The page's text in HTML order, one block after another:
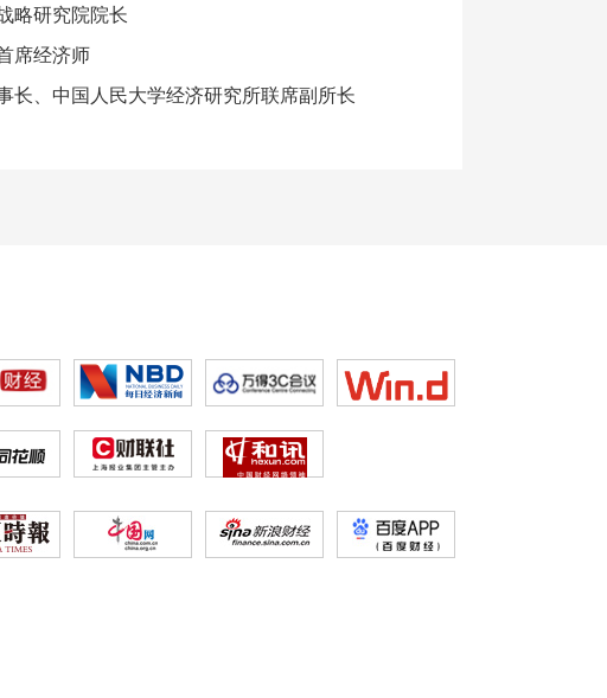
研究院院长
经济师
、 中国人民大学经济研究所联席副所长